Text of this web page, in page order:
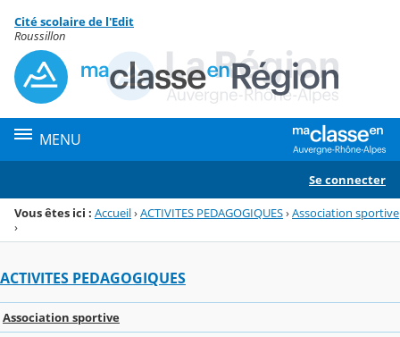
Menu de la rubrique
Contenu
Cité scolaire de l'Edit
Roussillon
MENU
Se connecter
Vous êtes ici : Accueil›ACTIVITES PEDAGOGIQUES›Association sportive
›
ACTIVITES PEDAGOGIQUES
Association sportive